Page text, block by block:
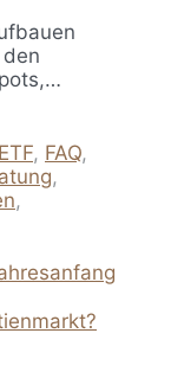
ETF, FAQ,
,
,